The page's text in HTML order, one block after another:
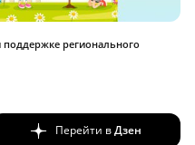
поддержке регионального
Перейти вДзен